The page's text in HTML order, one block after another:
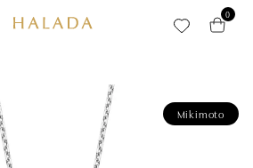
0
Mikimoto